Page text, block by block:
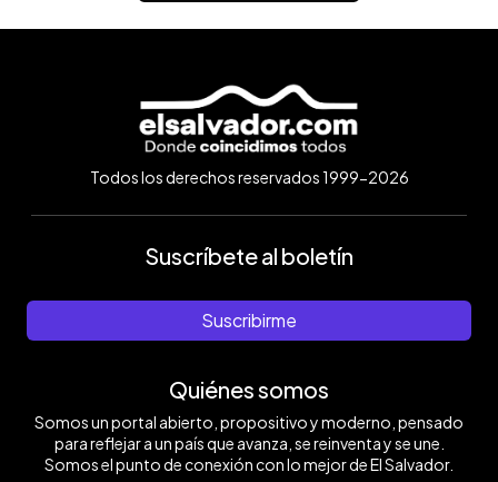
Todos los derechos reservados 1999-2026
Suscríbete al boletín
Suscribirme
Quiénes somos
Somos un portal abierto, propositivo y moderno, pensado
para reflejar a un país que avanza, se reinventa y se une.
Somos el punto de conexión con lo mejor de El Salvador.